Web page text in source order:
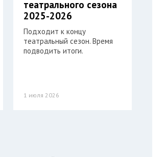
театрального сезона
2025-2026
Подходит к концу
театральный сезон. Время
подводить итоги.
1 июля 2026